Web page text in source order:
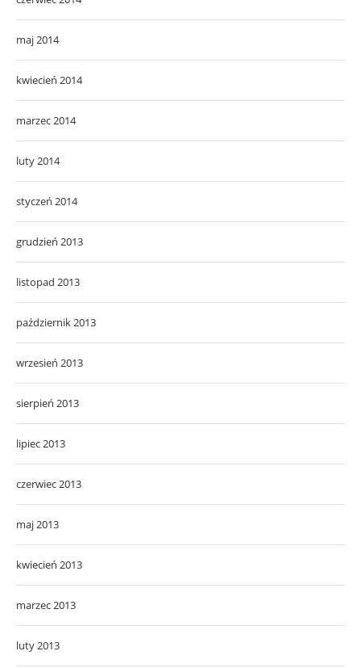
maj 2014
kwiecień 2014
marzec 2014
luty 2014
styczeń 2014
grudzień 2013
listopad 2013
październik 2013
wrzesień 2013
sierpień 2013
lipiec 2013
czerwiec 2013
maj 2013
kwiecień 2013
marzec 2013
luty 2013